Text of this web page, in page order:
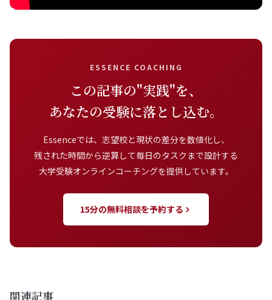
ESSENCE COACHING
この記事の"実践"を、
あなたの受験に落とし込む。
Essenceでは、志望校と現状の差分を数値化し、
残された時間から逆算して毎日のタスクまで設計する
大学受験オンラインコーチングを提供しています。
15分の無料相談を予約する
関連記事